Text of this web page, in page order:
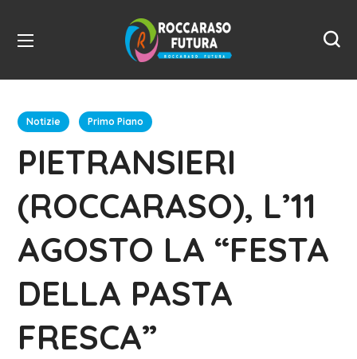
Notizie Primo Piano
PIETRANSIERI
(ROCCARASO), L’11
AGOSTO LA “FESTA
DELLA PASTA
FRESCA”